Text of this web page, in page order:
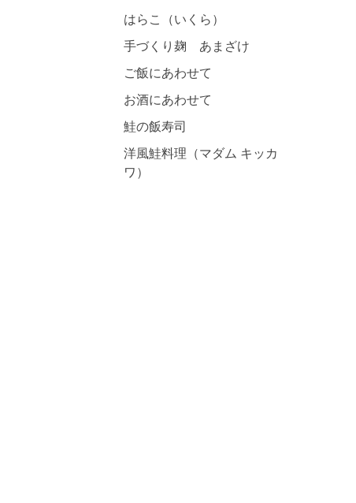
はらこ（いくら）
手づくり麹 あまざけ
ご飯にあわせて
お酒にあわせて
鮭の飯寿司
洋風鮭料理（マダム キッカ
ワ）